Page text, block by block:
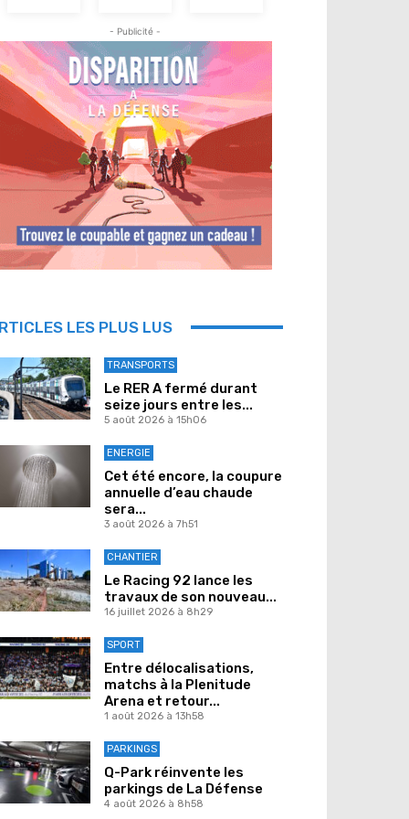
- Publicité -
LES PLUS LUS
TRANSPORTS
Le RER A fermé durant
seize jours entre les...
5 août 2026 à 15h06
ENERGIE
Cet été encore, la coupure
annuelle d’eau chaude
sera...
3 août 2026 à 7h51
CHANTIER
Le Racing 92 lance les
travaux de son nouveau...
16 juillet 2026 à 8h29
SPORT
Entre délocalisations,
matchs à la Plenitude
Arena et retour...
1 août 2026 à 13h58
PARKINGS
Q-Park réinvente les
parkings de La Défense
4 août 2026 à 8h58